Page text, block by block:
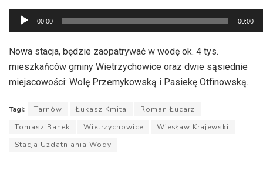
Odtwarzacz
plików
dźwiękowych
00:00 00:00
Nowa stacja, będzie zaopatrywać w wodę ok. 4 tys.
mieszkańców gminy Wietrzychowice oraz dwie sąsiednie
miejscowości: Wolę Przemykowską i Pasiekę Otfinowską.
Tagi: Tarnów Łukasz Kmita
Roman Łucarz
Tomasz Banek
Wietrzychowice
Wiesław Krajewski
Stacja Uzdatniania Wody